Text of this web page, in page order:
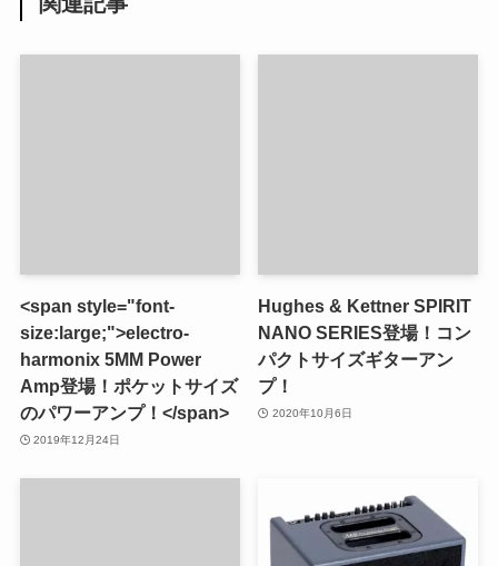
<span style="font-
size:large;">electro-
harmonix 5MM Power
Amp登場！ポケットサイズ
のパワーアンプ！</span>
2019年12月24日
Hughes & Kettner SPIRIT
NANO SERIES登場！コン
パクトサイズギターアン
プ！
2020年10月6日